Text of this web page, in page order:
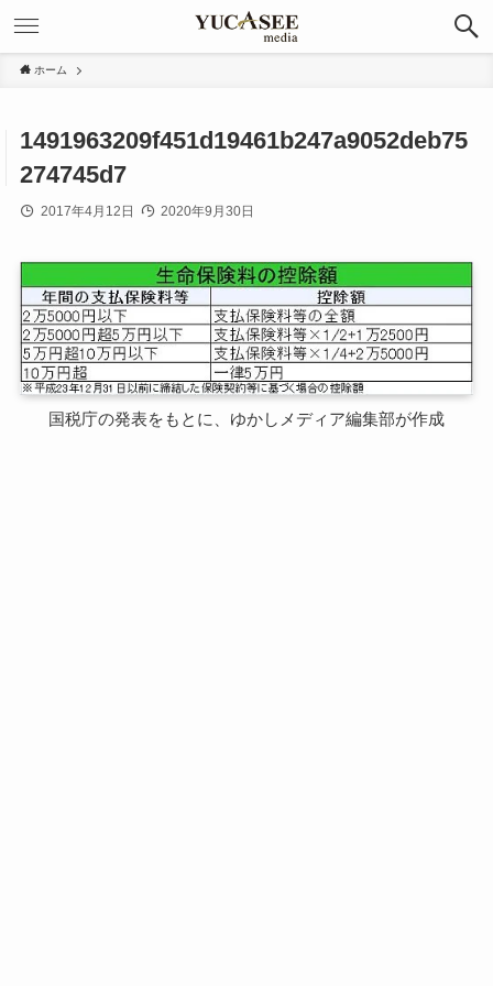
ホーム
1491963209f451d19461b247a9052deb75
274745d7
2017年4月12日 2020年9月30日
国税庁の発表をもとに、ゆかしメディア編集部が作成